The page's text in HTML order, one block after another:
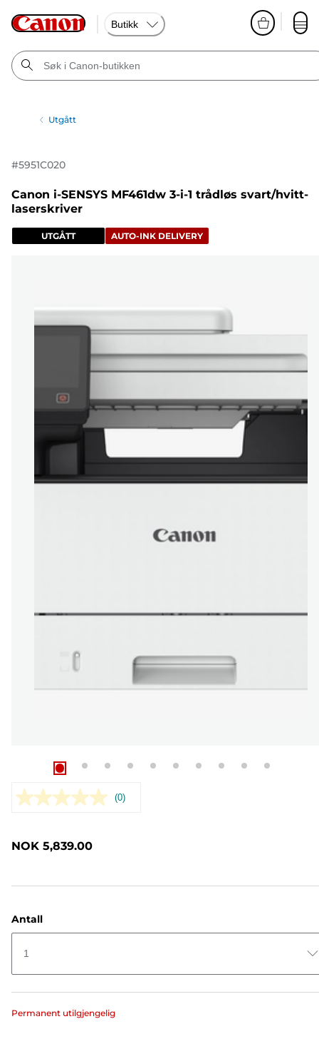
Butikk
Utgått
#5951C020
Canon i-SENSYS MF461dw 3-i-1 trådløs svart/hvitt-
laserskriver
UTGÅTT AUTO-INK DELIVERY
Ingen
(0)
NOK 5,839.00
Antall
1
Permanent utilgjengelig